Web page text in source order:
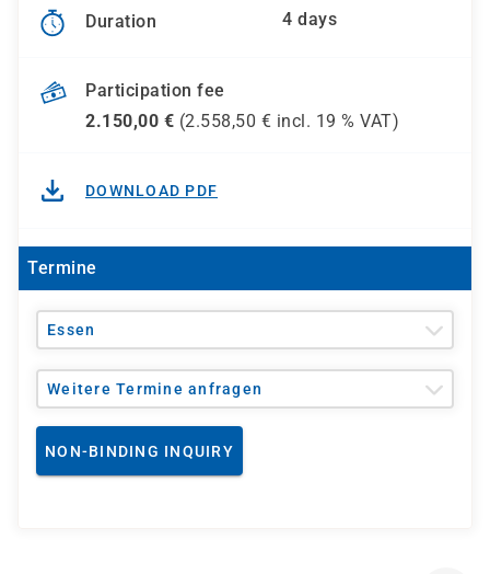
Duration 4 days
Participation fee
2.150,00 € (2.558,50 € incl. 19 % VAT)
DOWNLOAD PDF
Termine
Essen
Weitere Termine anfragen
NON-BINDING INQUIRY